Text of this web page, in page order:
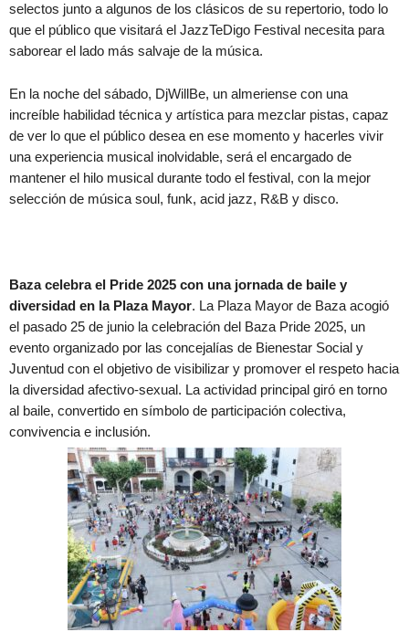
selectos junto a algunos de los clásicos de su repertorio, todo lo
que el público que visitará el JazzTeDigo Festival necesita para
saborear el lado más salvaje de la música.
En la noche del sábado, DjWillBe, un almeriense con una
increíble habilidad técnica y artística para mezclar pistas, capaz
de ver lo que el público desea en ese momento y hacerles vivir
una experiencia musical inolvidable, será el encargado de
mantener el hilo musical durante todo el festival, con la mejor
selección de música soul, funk, acid jazz, R&B y disco.
Baza celebra el Pride 2025 con una jornada de baile y
diversidad en la Plaza Mayor. La Plaza Mayor de Baza acogió
el pasado 25 de junio la celebración del Baza Pride 2025, un
evento organizado por las concejalías de Bienestar Social y
Juventud con el objetivo de visibilizar y promover el respeto hacia
la diversidad afectivo-sexual. La actividad principal giró en torno
al baile, convertido en símbolo de participación colectiva,
convivencia e inclusión.